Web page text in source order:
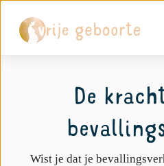
De
Wist je dat je